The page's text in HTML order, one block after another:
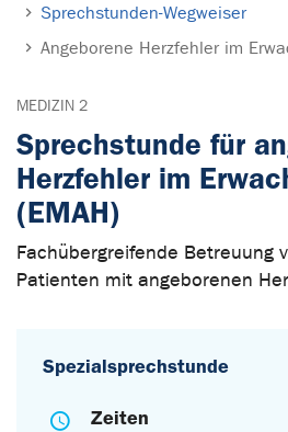
Sprechstunden-Wegweiser
Angeborene Herzfehler im
MEDIZIN 2
Sprechstunde für
Herzfehler im
(EMAH)
Fachübergreifende Betreuung
Patienten mit angeborenen
Spezialsprechstunde
Zeiten